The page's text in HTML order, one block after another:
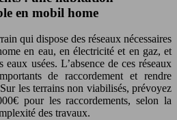
en mobil home
qui dispose des réseaux nécessaires
en eau, en électricité et en gaz, et
eaux usées. L’absence de ces réseaux
de raccordement et rendre
les terrains non viabilisés, prévoyez
pour les raccordements, selon la
des travaux.